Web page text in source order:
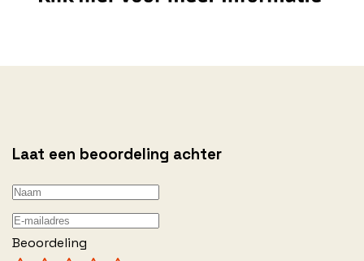
Laat een beoordeling achter
Beoordeling